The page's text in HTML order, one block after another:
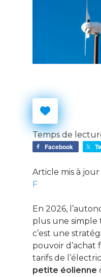
Temps de
Facebook
Article mis à
F
En 2026,
plus une simple
c’est une
pouvoir d’achat
tarifs de
petite éolienne